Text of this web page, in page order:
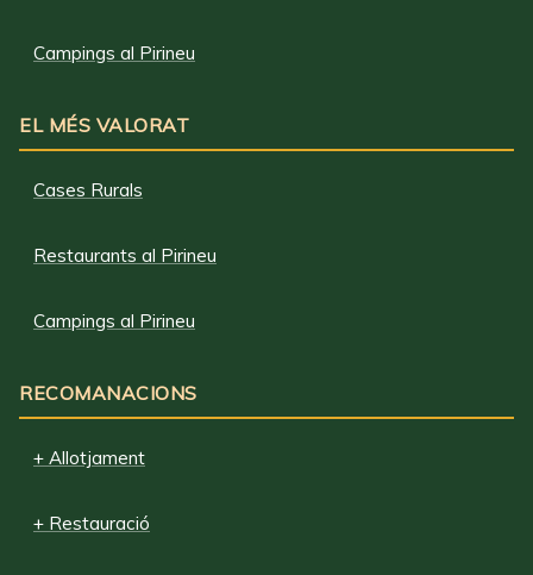
Campings al Pirineu
EL MÉS VALORAT
Cases Rurals
Restaurants al Pirineu
Campings al Pirineu
RECOMANACIONS
+ Allotjament
+ Restauració